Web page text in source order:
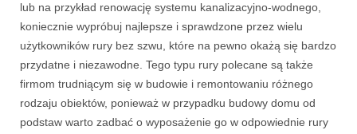
lub na przykład renowację systemu kanalizacyjno-wodnego,
koniecznie wypróbuj najlepsze i sprawdzone przez wielu
użytkowników rury bez szwu, które na pewno okażą się bardzo
przydatne i niezawodne. Tego typu rury polecane są także
firmom trudniącym się w budowie i remontowaniu różnego
rodzaju obiektów, ponieważ w przypadku budowy domu od
podstaw warto zadbać o wyposażenie go w odpowiednie rury